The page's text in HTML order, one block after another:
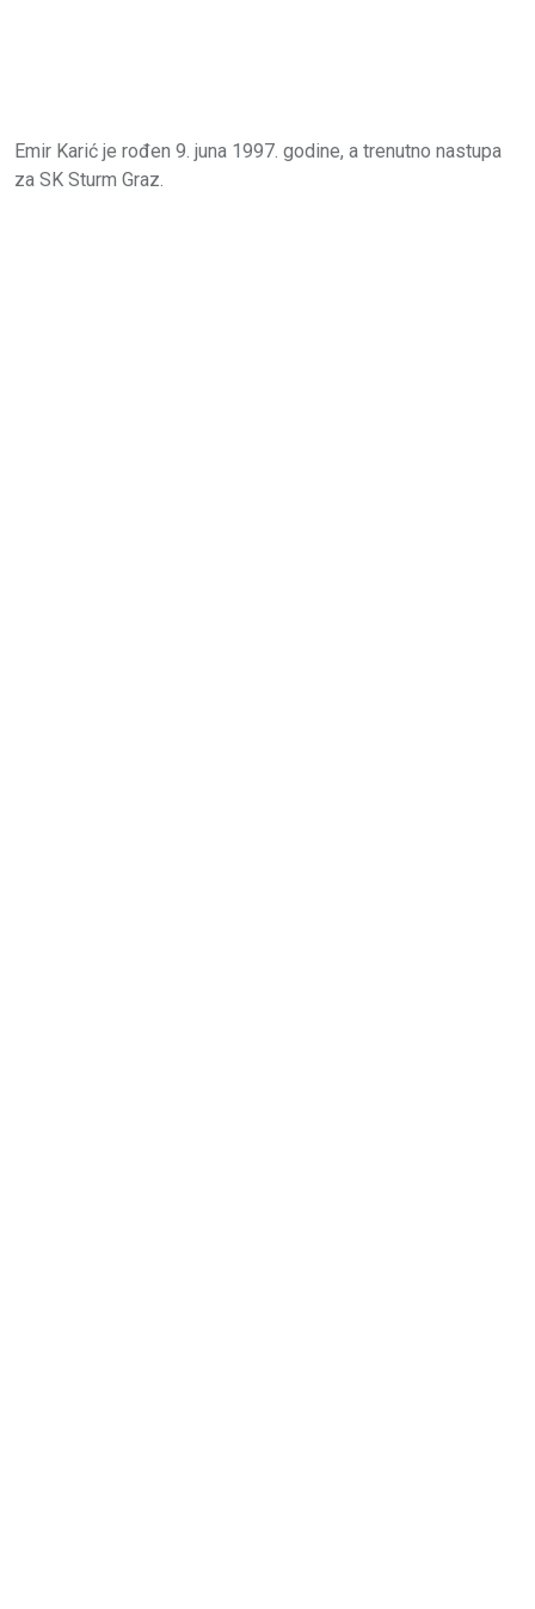
Emir Karić je rođen 9. juna 1997. godine, a trenutno nastupa
za SK Sturm Graz.